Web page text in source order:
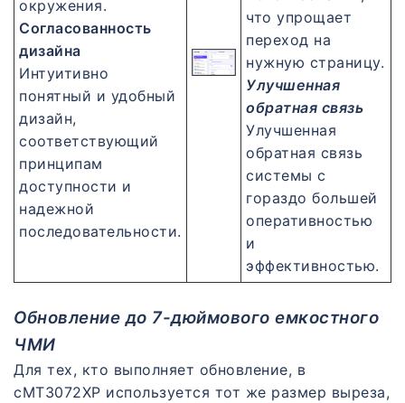
окружения.
Согласованность
дизайна
Интуитивно
понятный и удобный
дизайн,
соответствующий
принципам
доступности и
надежной
последовательности.
что упрощает
переход на
нужную страницу.
Улучшенная
обратная связь
Улучшенная
обратная связь
системы с
гораздо большей
оперативностью
и
эффективностью.
Обновление до 7-дюймового емкостного
ЧМИ
Для тех, кто выполняет обновление, в
cMT3072XP используется тот же размер выреза,